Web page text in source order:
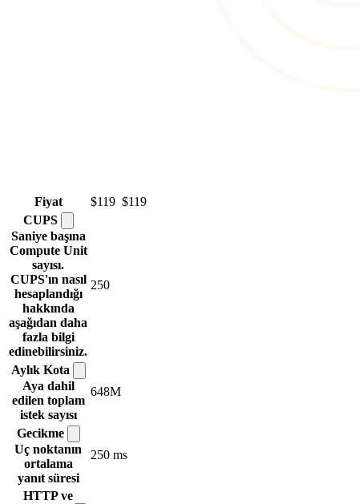
Fiyat $119 $119
CUPS
Saniye başına
Compute Unit
sayısı.
CUPS'ın nasıl
hesaplandığı
hakkında
aşağıdan daha
fazla bilgi
edinebilirsiniz.
250
Aylık Kota
Aya dahil
edilen toplam
istek sayısı
648M
Gecikme
Uç noktanın
ortalama
yanıt süresi
250 ms
HTTP ve